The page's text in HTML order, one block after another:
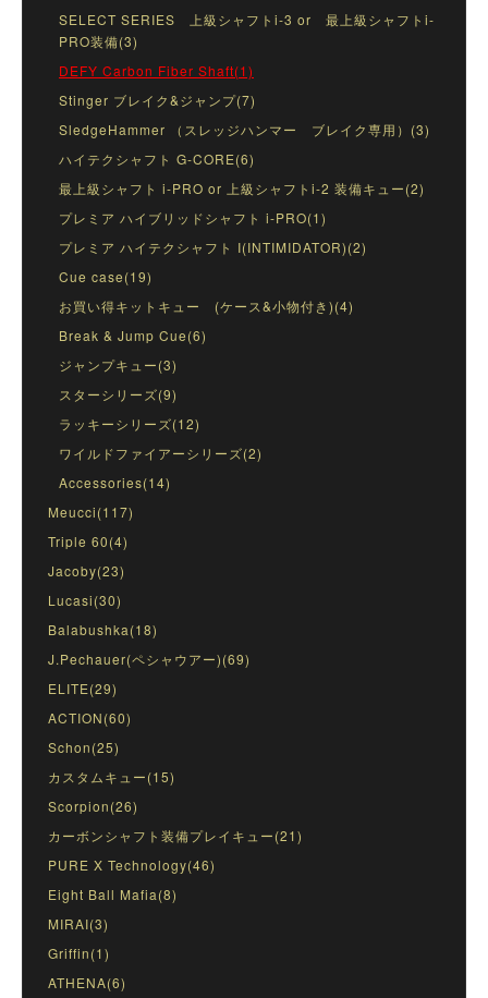
SELECT SERIES 上級シャフトi-3 or 最上級シャフトi-
PRO装備(3)
DEFY Carbon Fiber Shaft(1)
Stinger ブレイク&ジャンプ(7)
SledgeHammer （スレッジハンマー ブレイク専用）(3)
ハイテクシャフト G-CORE(6)
最上級シャフト i-PRO or 上級シャフトi-2 装備キュー(2)
プレミア ハイブリッドシャフト i-PRO(1)
プレミア ハイテクシャフト I(INTIMIDATOR)(2)
Cue case(19)
お買い得キットキュー (ケース&小物付き)(4)
Break & Jump Cue(6)
ジャンプキュー(3)
スターシリーズ(9)
ラッキーシリーズ(12)
ワイルドファイアーシリーズ(2)
Accessories(14)
Meucci(117)
Triple 60(4)
Jacoby(23)
Lucasi(30)
Balabushka(18)
J.Pechauer(ペシャウアー)(69)
ELITE(29)
ACTION(60)
Schon(25)
カスタムキュー(15)
Scorpion(26)
カーボンシャフト装備プレイキュー(21)
PURE X Technology(46)
Eight Ball Mafia(8)
MIRAI(3)
Griffin(1)
ATHENA(6)